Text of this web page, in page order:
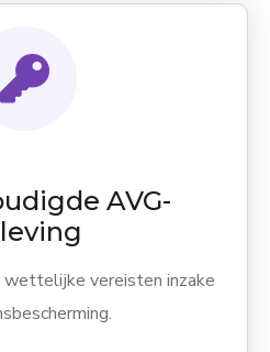
AVG-
vereisten inzake